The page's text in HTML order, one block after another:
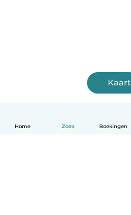
Home Zoek Boekingen
Kaart